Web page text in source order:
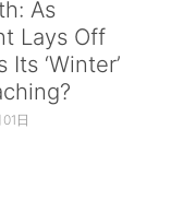
As
Lays Off
Its ‘Winter’
日